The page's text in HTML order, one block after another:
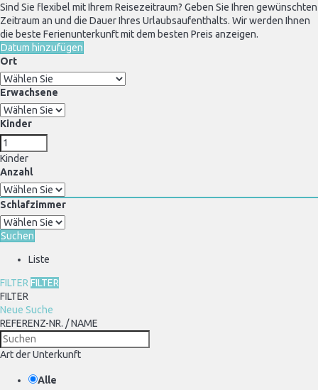
Sind Sie flexibel mit Ihrem Reisezeitraum? Geben Sie Ihren gewünschten
Zeitraum an und die Dauer Ihres Urlaubsaufenthalts. Wir werden Ihnen
die beste Ferienunterkunft mit dem besten Preis anzeigen.
Datum hinzufügen
Ort
Erwachsene
Kinder
Kinder
Anzahl
Schlafzimmer
Suchen
Liste
FILTER FILTER
FILTER
Neue Suche
REFERENZ-NR. / NAME
Art der Unterkunft
Alle